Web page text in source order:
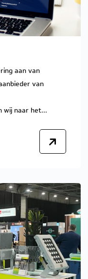
aan van
van
wij naar het...